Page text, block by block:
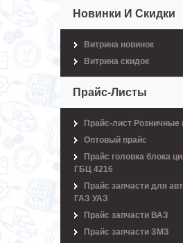
Новинки И Скидки
Витрина новинок
Витрина скидок
Прайс-Листы
Прайс-лист Розничные
Оптовый прайс
Прайс головка блока
ГБЦ 4216
Прайс запчасти для
ГАЗ УАЗ
Прайс запчасти ВАЗ
Прайс запчасти ЗМЗ